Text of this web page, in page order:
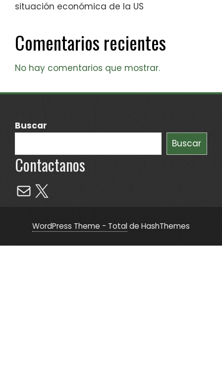
situación económica de la US
Comentarios recientes
No hay comentarios que mostrar.
Buscar
Buscar
Contactanos
Mail
X
WordPress Theme - Totalde HashThemes